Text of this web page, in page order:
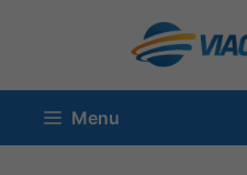
contenuto
Menu